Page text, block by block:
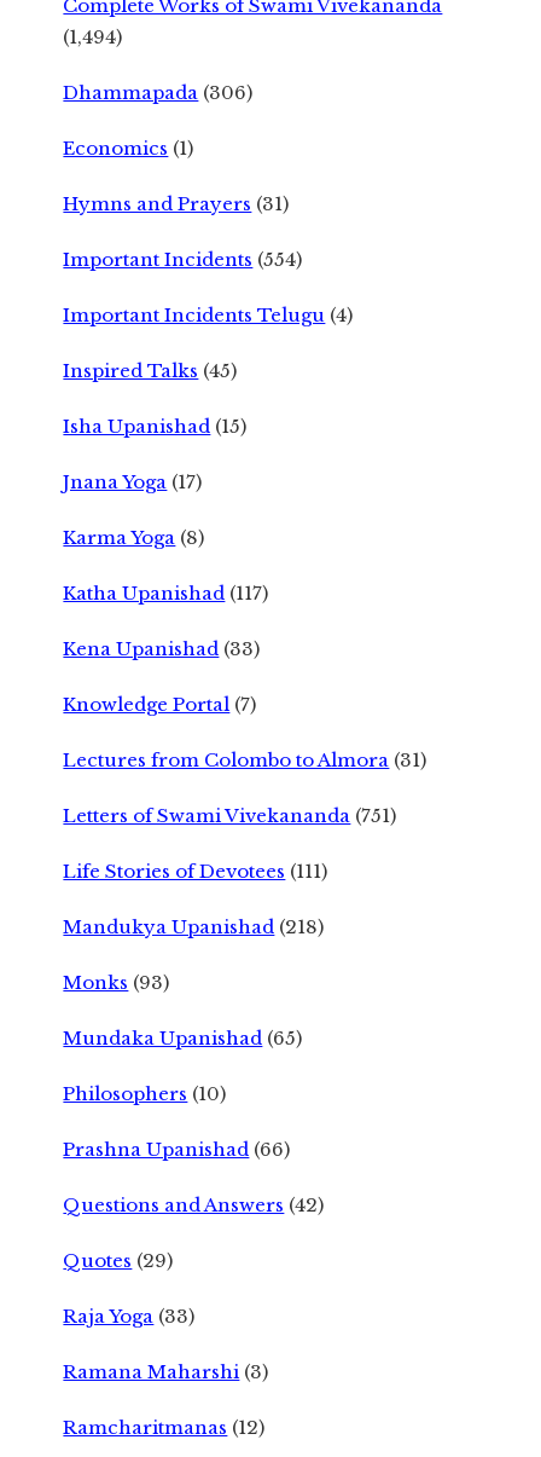
Complete Works of Swami Vivekananda
(1,494)
Dhammapada (306)
Economics (1)
Hymns and Prayers (31)
Important Incidents (554)
Important Incidents Telugu (4)
Inspired Talks (45)
Isha Upanishad (15)
Jnana Yoga (17)
Karma Yoga (8)
Katha Upanishad (117)
Kena Upanishad (33)
Knowledge Portal (7)
Lectures from Colombo to Almora (31)
Letters of Swami Vivekananda (751)
Life Stories of Devotees (111)
Mandukya Upanishad (218)
Monks (93)
Mundaka Upanishad (65)
Philosophers (10)
Prashna Upanishad (66)
Questions and Answers (42)
Quotes (29)
Raja Yoga (33)
Ramana Maharshi (3)
Ramcharitmanas (12)